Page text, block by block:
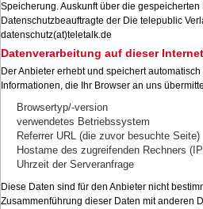
Speicherung. Auskunft über die gespeicherten
Datenschutzbeauftragte der Die telepublic
datenschutz(at)teletalk.de
Datenverarbeitung auf dieser
Der Anbieter erhebt und speichert
Informationen, die Ihr Browser an uns
Browsertyp/-version
verwendetes Betriebssystem
Referrer URL (die zuvor besuchte Seite)
Hostame des zugreifenden Rechners
Uhrzeit der Serveranfrage
Diese Daten sind für den Anbieter nicht
Zusammenführung dieser Daten mit anderen